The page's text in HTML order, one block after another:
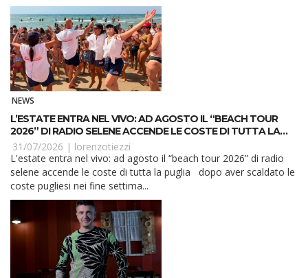
NEWS
L’ESTATE ENTRA NEL VIVO: AD AGOSTO IL “BEACH TOUR
2026” DI RADIO SELENE ACCENDE LE COSTE DI TUTTA LA
PUGLIA
31/07/2026 | lorenzotiezzi
L'estate entra nel vivo: ad agosto il “beach tour 2026” di radio
selene accende le coste di tutta la puglia dopo aver scaldato le
coste pugliesi nei fine settima...